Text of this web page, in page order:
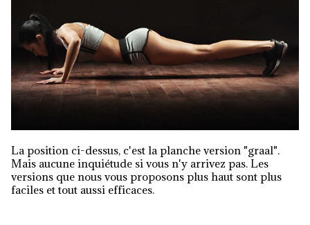
La position ci-dessus, c'est la planche version "graal".
Mais aucune inquiétude si vous n'y arrivez pas. Les
versions que nous vous proposons plus haut sont plus
faciles et tout aussi efficaces.